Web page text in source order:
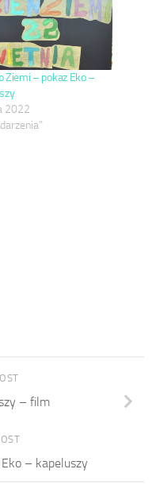
Ziemi – pokaz Eko –
2022
– film
– kapeluszy